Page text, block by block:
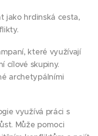
jako hrdinská cesta,
které využívají
cílové skupiny.
archetypálními
využívá práci s
Může pomoci